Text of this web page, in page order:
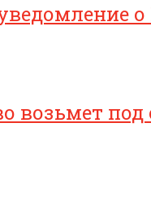
возьмет